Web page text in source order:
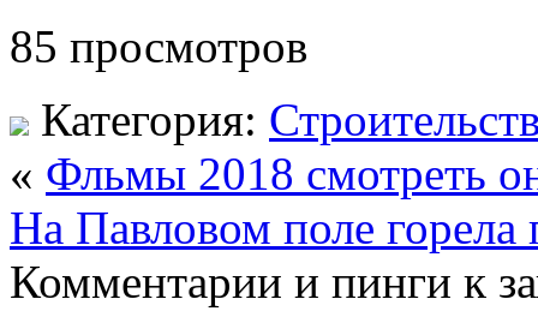
85 просмотров
Категория:
« Фльмы 2018 смотреть
На Павловом поле горела
Комментарии и пинги к